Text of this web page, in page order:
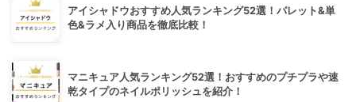
アイシャドウおすすめ人気ランキング52選！パレット&単
色&ラメ入り商品を徹底比較！
マニキュア人気ランキング52選！おすすめのプチプラや速
乾タイプのネイルポリッシュを紹介！